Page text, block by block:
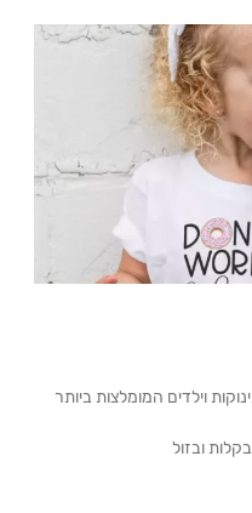
וילדים המומלצות ביותר
ובזול